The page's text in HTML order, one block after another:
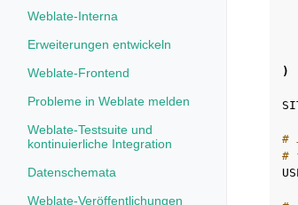
Weblate-Interna
Erweiterungen entwickeln
Weblate-Frontend
Probleme in Weblate melden
Weblate-Testsuite und
kontinuierliche Integration
Datenschemata
Weblate-Veröffentlichungen
)
#
#